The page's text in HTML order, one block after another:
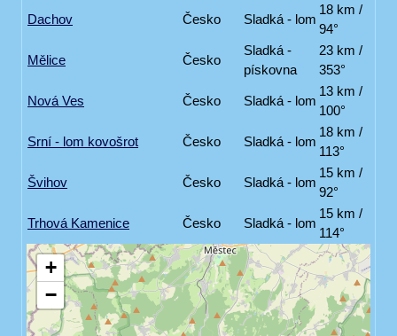
Dachov Česko Sladká - lom
18 km /
94°
Mělice Česko
Sladká -
pískovna
23 km /
353°
Nová Ves Česko Sladká - lom
13 km /
100°
Srní - lom kovošrot Česko Sladká - lom
18 km /
113°
Švihov Česko Sladká - lom
15 km /
92°
Trhová Kamenice Česko Sladká - lom
15 km /
114°